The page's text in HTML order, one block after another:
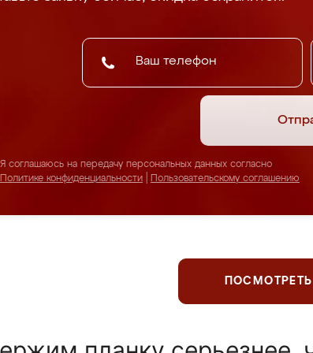
Я соглашаюсь на передачу персональных данных согласно
Политике конфиденциальности
Пользовательскому соглашению